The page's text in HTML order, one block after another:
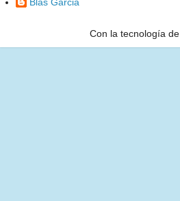
Blas Garcia
Con la tecnología de